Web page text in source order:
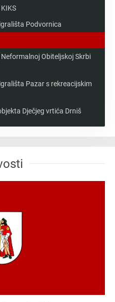
Podvornica
Obiteljskoj Skrbi
Pazar s rekreacijskim
Dječjeg vrtića Drniš